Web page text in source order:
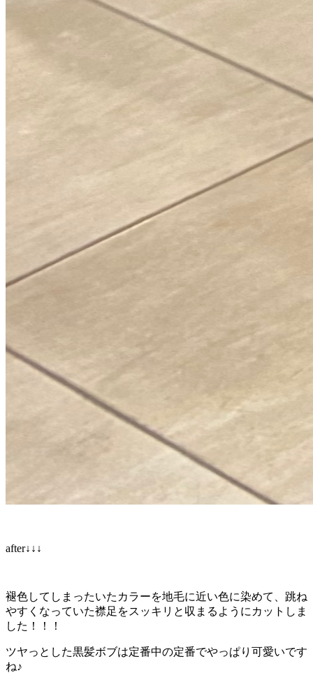
after↓↓↓
褪色してしまったいたカラーを地毛に近い色に染めて、跳ね
やすくなっていた襟足をスッキリと収まるようにカットしま
した！！！
ツヤっとした黒髪ボブは定番中の定番でやっぱり可愛いです
ね♪